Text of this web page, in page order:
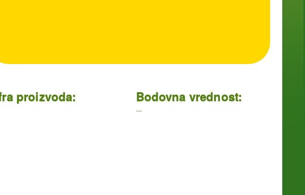
proizvoda: Bodovna vrednost:
...